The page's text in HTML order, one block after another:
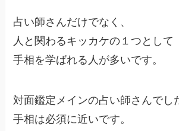
占い師さんだけでなく、
人と関わるキッカケの１つとして
手相を学ばれる人が多いです。
対面鑑定メインの占い師さんでし
手相は必須に近いです。